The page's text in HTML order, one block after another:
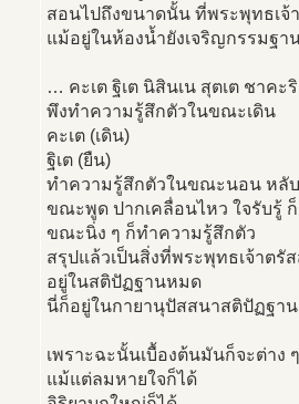
สอนไปถึงขนาดนั้น ที่พระพุทธเจ้
แม้อยู่ในห้องน้ำยังเจริญกรรมฐา
… คะเต ฐิเต นิสินเน สุตเต ชาค
พึงทำความรู้สึกตัวในขณะเดิน
คะเต (เดิน)
ฐิเต (ยืน)
ทำความรู้สึกตัวในขณะนอน หลั
ขณะพูด ปากเคลื่อนไหว ใจรับรู้
ขณะนิ่ง ๆ ก็ทำความรู้สึกตัว
สรุปแล้วเป็นสิ่งที่พระพุทธเจ้าตรั
อยู่ในสติปัฏฐานหมด
นี่ก็อยู่ในกายานุปัสสนาสติปัฏฐาน
เพราะฉะนั้นเบื้องต้นมันก็จะต่าง
แม้แต่ลมหายใจก็ได้